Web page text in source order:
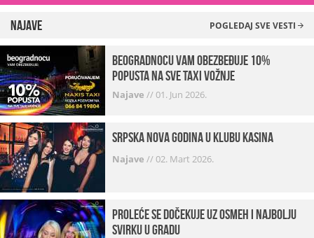
Najave POGLEDAJ SVE VESTI
beogradnocu vam obezbeđuje 10%
popusta na sve taxi vožnje
Najave //01. Jun 2026.
Srpska Nova godina u klubu Kasina
Najave //02. Mart 2026.
Proleće se dočekuje uz osmeh i najbolju
svirku u gradu